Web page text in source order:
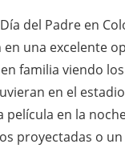
del Padre en
una excelente
familia viendo
en el
en la
proyectadas o un